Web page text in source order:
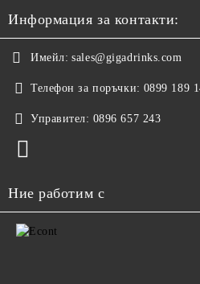
Информация за контакти:
Имейл: sales@gigadrinks.com
Телефон за поръчки: 0899 189
Управител: 0896 657 243
Ние работим с